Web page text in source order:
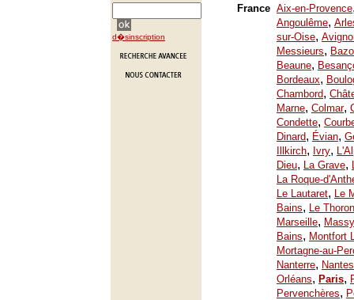
d�sinscription
France Aix-en-Provence
Angoulême,
sur-Oise,
Messieurs,
Beaune,
Bordeaux,
Chambord,
Marne, Colmar,
Condette,
Dinard, Évian,
Illkirch, Ivry,
Dieu, La Grave,
La Roque-
Le Lautaret, Le
Bains, Le
Marseille, Massy
Bains, Montfort
Mortagne-au-
Nanterre, Nantes
Orléans, Paris,
Pervenchères,